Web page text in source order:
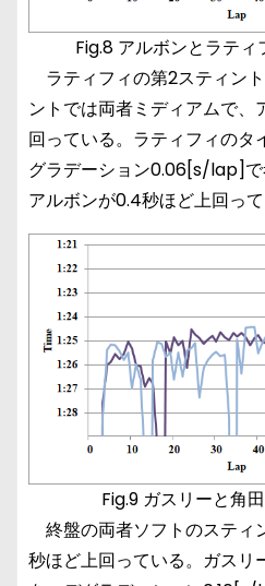
Fig.8 アルボンとラテ
ラティフィの第2スティン
ントでは両者ミディアムで
回っている。ラティフィのタ
グラデーション0.06[s/lap]で
アルボンが0.4秒ほど上回って
Fig.9 ガスリーと角
終盤の両者ソフトのスティ
秒ほど上回っている。ガスリ